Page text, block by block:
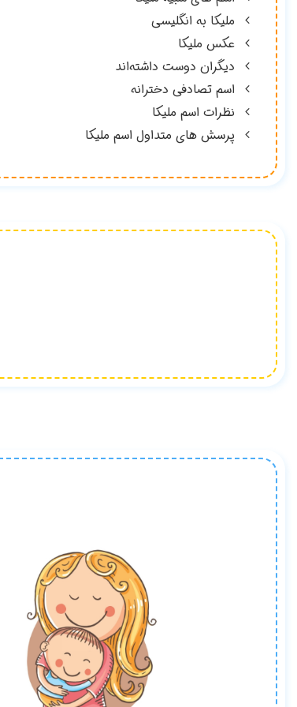
ملیکا به انگلیسی
عکس ملیکا
دیگران دوست داشته‌اند
اسم تصادفی دخترانه
نظرات اسم ملیکا
پرسش های متداول اسم ملیکا